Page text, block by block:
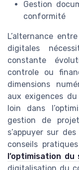
Gestion
conformité
L’alternance
digitales
constante
controle ou
dimensions
aux exigences du
loin dans
gestion de
s’appuyer sur
conseils
l’optimisation